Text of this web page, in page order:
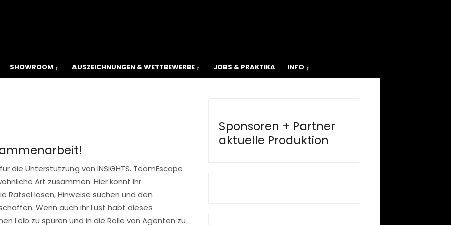
SHOWROOM AUSZEICHNUNGEN & WETTBEWERBE JOBS & PRAKTIKA INFO
die Unterstützung von INSIGHTS. TeamEscape
Art zusammen. Hier könnt ihr
Rätsel lösen, Hinweise suchen und den
Wenn auch ihr Lust habt dieses
Leib zu spüren und in die Rolle von Agenten zu
Sponsoren + Partner
aktuelle Produktion